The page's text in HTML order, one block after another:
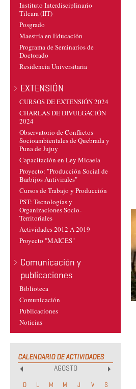
Instituto Interdisciplinario
Tilcara (IIT)
Posgrado
Maestría en Educación
Programa de Seminarios de
Doctorado
Residencia Universitaria
EXTENSIÓN
CURSOS DE EXTENSIÓN 2024
CHARLAS DE DIVULGACIÓN
2024
Observatorio de Conflictos
Socioambientales de Quebrada y
Puna de Jujuy
Capacitación en Ley Micaela
Proyecto: "Producción Social de
Barbijos Antivirales"
Cursos de Trabajo y Producción
PST: Tecnologías y
Organizaciones Socio-
Territoriales
Actividades 2012 A 2019
Proyecto "MAICES"
Comunicación y
publicaciones
Biblioteca
Comunicación
Publicaciones
Noticias
CALENDARIO DE ACTIVIDADES
AGOSTO
D L M M J V S